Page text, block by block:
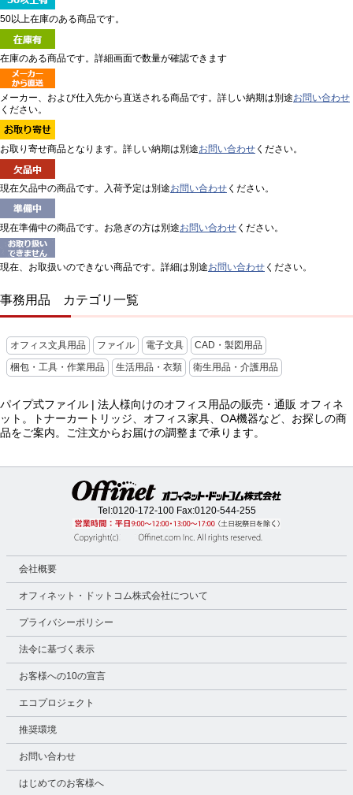
50以上在庫のある商品です。
在庫のある商品です。詳細画面で数量が確認できます
メーカー、および仕入先から直送される商品です。詳しい納期は別途お問い合わせ
ください。
お取り寄せ商品となります。詳しい納期は別途お問い合わせ ください。
現在欠品中の商品です。入荷予定は別途お問い合わせ ください。
現在準備中の商品です。お急ぎの方は別途お問い合わせ ください。
現在、お取扱いのできない商品です。詳細は別途お問い合わせ ください。
事務用品 カテゴリ一覧
オフィス文具用品 ファイル 電子文具 CAD・製図用品
梱包・工具・作業用品 生活用品・衣類 衛生用品・介護用品
パイプ式ファイル | 法人様向けのオフィス用品の販売・通販 オフィネ
ット。トナーカートリッジ、オフィス家具、OA機器など、お探しの商
品をご案内。ご注文からお届けの調整まで承ります。
Tel:0120-172-100Fax:0120-544-255
会社概要
オフィネット・ドットコム株式会社について
プライバシーポリシー
法令に基づく表示
お客様への10の宣言
エコプロジェクト
推奨環境
お問い合わせ
はじめてのお客様へ